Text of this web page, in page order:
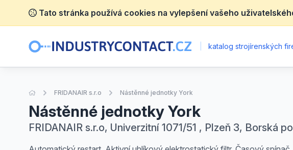
Tato stránka používá cookies na vylepšení vašeho
katalog strojírenských
Úvodní stránka
FRIDANAIR s.r.o Nástěnné jednotky York
Nástěnné jednotky York
FRIDANAIR s.r.o, Univerzitní 1071/51 , Plzeň 3, Borská